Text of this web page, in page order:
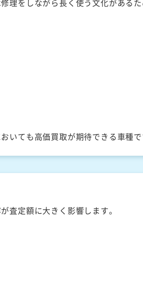
理をしながら長く使う文化があるた
いても高価買取が期待できる車種で
査定額に大きく影響します。